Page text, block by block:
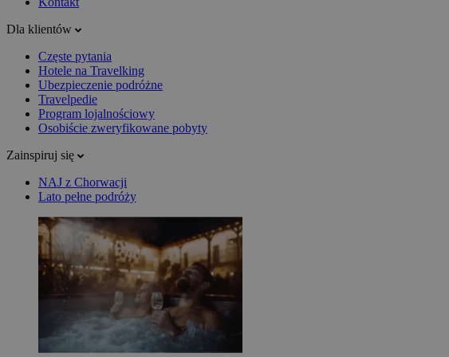
Dla klientów
Częste pytania
Hotele na Travelking
Ubezpieczenie podróżne
Travelpedie
Program lojalnościowy
Osobiście zweryfikowane pobyty
Zainspiruj się
NAJ z Chorwacji
Lato pełne podróży